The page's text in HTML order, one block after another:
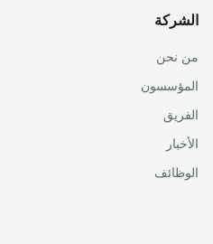
الشركة
من نحن
المؤسسون
الفريق
الأخبار
الوظائف